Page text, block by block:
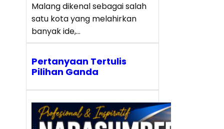
Malang dikenal sebagai salah
satu kota yang melahirkan
banyak ide,…
Pertanyaan Tertulis
Pilihan Ganda